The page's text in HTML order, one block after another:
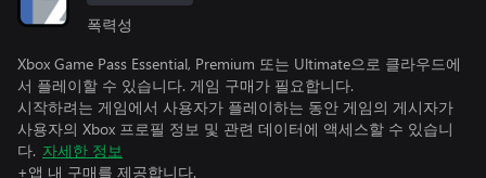
폭력성
Xbox Game Pass Essential, Premium 또는 Ultimate으로 클라우드에
서 플레이할 수 있습니다. 게임 구매가 필요합니다.
시작하려는 게임에서 사용자가 플레이하는 동안 게임의 게시자가
사용자의 Xbox 프로필 정보 및 관련 데이터에 액세스할 수 있습니
다. 자세한 정보
+앱 내 구매를 제공합니다.